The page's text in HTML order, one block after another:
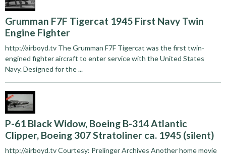
Grumman F7F Tigercat 1945 First Navy Twin
Engine Fighter
http://airboyd.tv The Grumman F7F Tigercat was the first twin-
engined fighter aircraft to enter service with the United States
Navy. Designed for the ...
P-61 Black Widow, Boeing B-314 Atlantic
Clipper, Boeing 307 Stratoliner ca. 1945 (silent)
http://airboyd.tv Courtesy: Prelinger Archives Another home movie